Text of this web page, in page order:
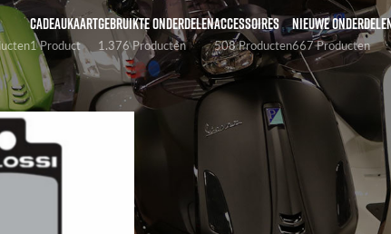
CADEAUKAART
1 Product
GEBRUIKTE ONDERDELEN
1.376 Producten
ACCESSOIRES
508 Producten
NIEUWE
667 Producten
“ET2” Weergaven 9